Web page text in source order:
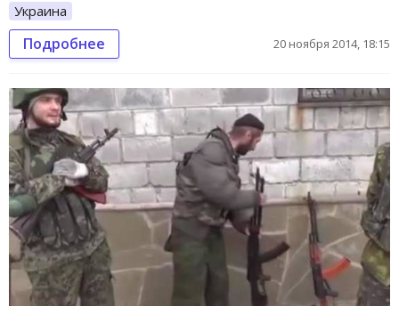
Украина
Подробнее 20 ноября 2014, 18:15